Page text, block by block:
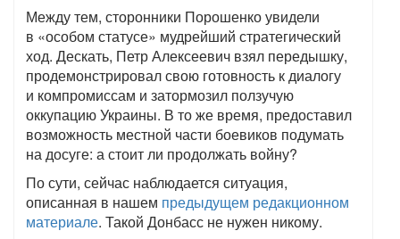
Между тем, сторонники Порошенко увидели
в «особом статусе» мудрейший стратегический
ход. Дескать, Петр Алексеевич взял передышку,
продемонстрировал свою готовность к диалогу
и компромиссам и затормозил ползучую
оккупацию Украины. В то же время, предоставил
возможность местной части боевиков подумать
на досуге: а стоит ли продолжать войну?
По сути, сейчас наблюдается ситуация,
описанная в нашем предыдущем редакционном
материале. Такой Донбасс не нужен никому.